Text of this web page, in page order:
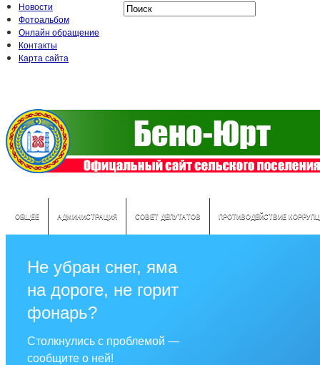
Новости
Фотоальбом
Онлайн обращение
Контакты
Карта сайта
ОБЩЕЕ АДМИНИСТРАЦИЯ СОВЕТ ДЕПУТАТОВ ПРОТИВОДЕЙСТВИЕ
Не убран снег, яма
на дороге, не горит
фонарь?
Столкнулись с проблемой —
сообщите о ней!